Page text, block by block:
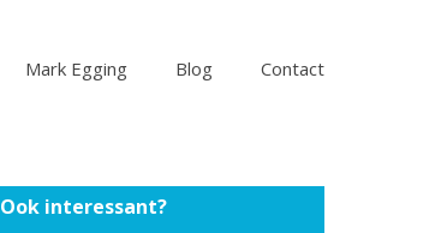
Mark Egging Blog Contact
Ook interessant?